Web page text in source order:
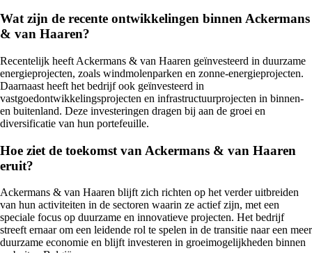
Wat zijn de recente ontwikkelingen binnen Ackermans
& van Haaren?
Recentelijk heeft Ackermans & van Haaren geïnvesteerd in duurzame
energieprojecten, zoals windmolenparken en zonne-energieprojecten.
Daarnaast heeft het bedrijf ook geïnvesteerd in
vastgoedontwikkelingsprojecten en infrastructuurprojecten in binnen-
en buitenland. Deze investeringen dragen bij aan de groei en
diversificatie van hun portefeuille.
Hoe ziet de toekomst van Ackermans & van Haaren
eruit?
Ackermans & van Haaren blijft zich richten op het verder uitbreiden
van hun activiteiten in de sectoren waarin ze actief zijn, met een
speciale focus op duurzame en innovatieve projecten. Het bedrijf
streeft ernaar om een leidende rol te spelen in de transitie naar een meer
duurzame economie en blijft investeren in groeimogelijkheden binnen